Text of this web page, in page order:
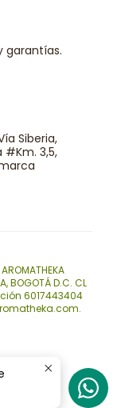
garantías.
Siberia,
#Km. 3,5,
BOGOTÁ D.C. CL
6017443404